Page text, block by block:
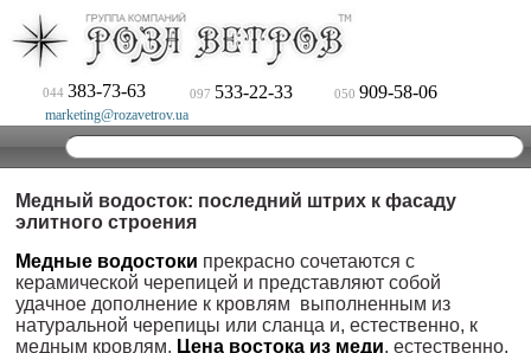
044 383-73-63 097 533-22-33 050 909-58-06
marketing@rozavetrov.ua
Медный водосток: последний штрих к фасаду
элитного строения
Медные водостоки прекрасно сочетаются с
керамической черепицей и представляют собой
удачное дополнение к кровлям выполненным из
натуральной черепицы или сланца и, естественно, к
медным кровлям. Цена востока из меди, естественно,